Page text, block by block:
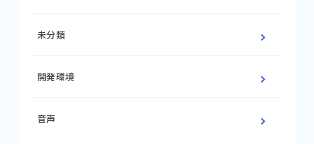
未分類
開発環境
音声